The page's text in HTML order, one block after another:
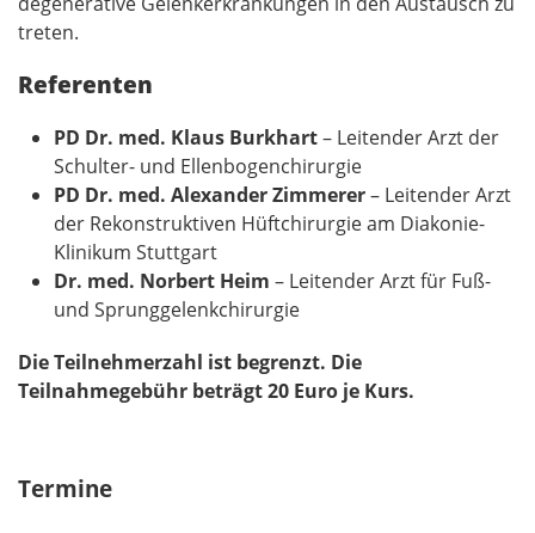
treten.
Referenten
PD Dr. med. Klaus Burkhart– Leitender Arzt der
Schulter- und Ellenbogenchirurgie
PD Dr. med. Alexander Zimmerer– Leitender Arzt
der Rekonstruktiven Hüftchirurgie am Diakonie-
Klinikum Stuttgart
Dr. med. Norbert Heim – Leitender Arzt für Fuß-
und Sprunggelenkchirurgie
Die Teilnehmerzahl ist begrenzt. Die
Teilnahmegebühr beträgt 20 Euro je Kurs.
Termine